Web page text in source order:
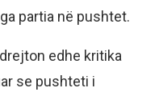
partia në pushtet.
edhe kritika
se pushteti i